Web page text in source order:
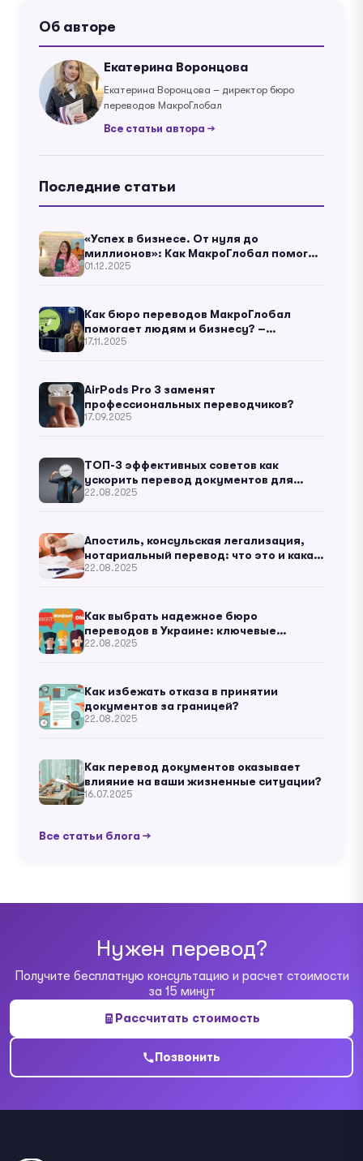
Об авторе
Екатерина Воронцова
Екатерина Воронцова – директор бюро
переводов МакроГлобал
Все статьи автора →
Последние статьи
«Успех в бизнесе. От нуля до
миллионов»: Как МакроГлобал помог
украинскому бизнес-мысли зазвучать
01.12.2025
Как бюро переводов МакроГлобал
помогает людям и бизнесу? –
Екатерина Воронцова
17.11.2025
AirPods Pro 3 заменят
профессиональных переводчиков?
17.09.2025
ТОП-3 эффективных советов как
ускорить перевод документов для
бизнеса
22.08.2025
Апостиль, консульская легализация,
нотариальный перевод: что это и какая
разница?
22.08.2025
Как выбрать надежное бюро
переводов в Украине: ключевые
критерии
22.08.2025
Как избежать отказа в принятии
документов за границей?
22.08.2025
Как перевод документов оказывает
влияние на ваши жизненные ситуации?
16.07.2025
Все статьи блога →
Нужен перевод?
Получите бесплатную консультацию и расчет стоимости
за 15 минут
Рассчитать стоимость
Позвонить